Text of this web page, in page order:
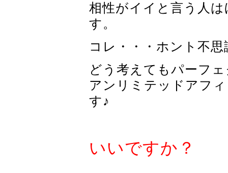
相性がイイと言う人
す。
コレ・・・ホント不
どう考えてもパーフ
アンリミテッドアフ
す♪
いいですか？